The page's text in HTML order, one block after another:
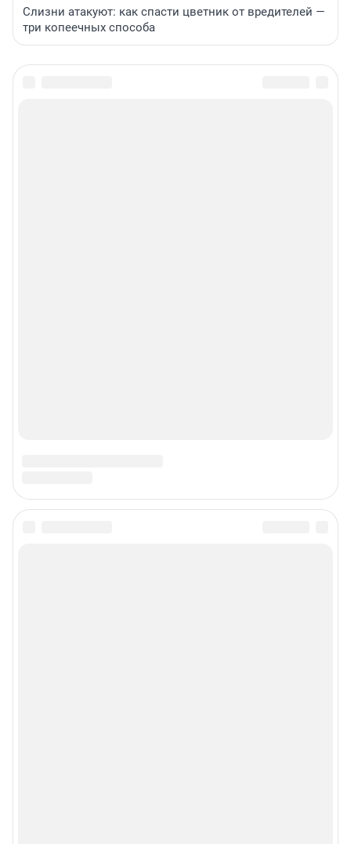
Слизни атакуют: как спасти цветник от вредителей —
три копеечных способа